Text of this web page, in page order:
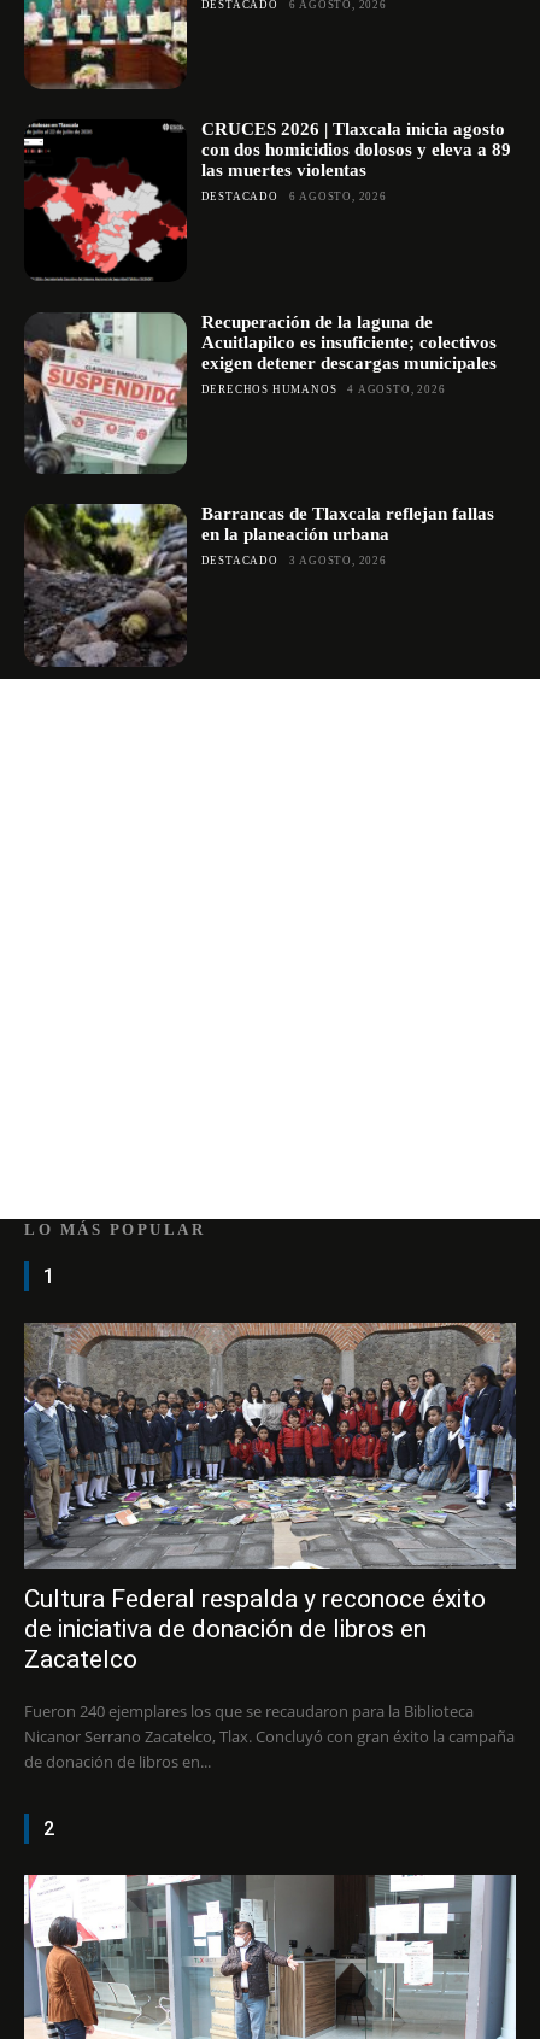
DESTACADO 6 AGOSTO, 2026
CRUCES 2026 | Tlaxcala inicia agosto
con dos homicidios dolosos y eleva a 89
las muertes violentas
DESTACADO 6 AGOSTO, 2026
Recuperación de la laguna de
Acuitlapilco es insuficiente; colectivos
exigen detener descargas municipales
DERECHOS HUMANOS 4 AGOSTO, 2026
Barrancas de Tlaxcala reflejan fallas
en la planeación urbana
DESTACADO 3 AGOSTO, 2026
LO MÁS POPULAR
1
Cultura Federal respalda y reconoce éxito
de iniciativa de donación de libros en
Zacatelco
Fueron 240 ejemplares los que se recaudaron para la Biblioteca
Nicanor Serrano Zacatelco, Tlax. Concluyó con gran éxito la campaña
de donación de libros en...
2